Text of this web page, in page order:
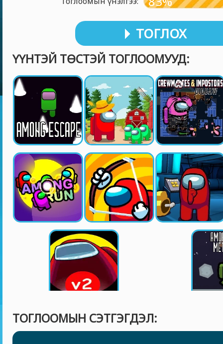
ТОГЛОХ
ҮҮНТЭЙ ТӨСТЭЙ ТОГЛООМУУД:
ТОГЛООМЫН СЭТГЭГДЭЛ: